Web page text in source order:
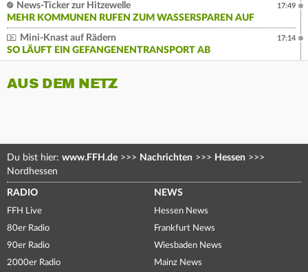
News-Ticker zur Hitzewelle
MEHR KOMMUNEN RUFEN ZUM WASSERSPAREN AUF
17:49
Mini-Knast auf Rädern
SO LÄUFT EIN GEFANGENENTRANSPORT AB
17:14
AUS DEM NETZ
Du bist hier: www.FFH.de >>> Nachrichten >>> Hessen >>>
Nordhessen
RADIO
FFH Live
80er Radio
90er Radio
2000er Radio
NEWS
Hessen News
Frankfurt News
Wiesbaden News
Mainz News